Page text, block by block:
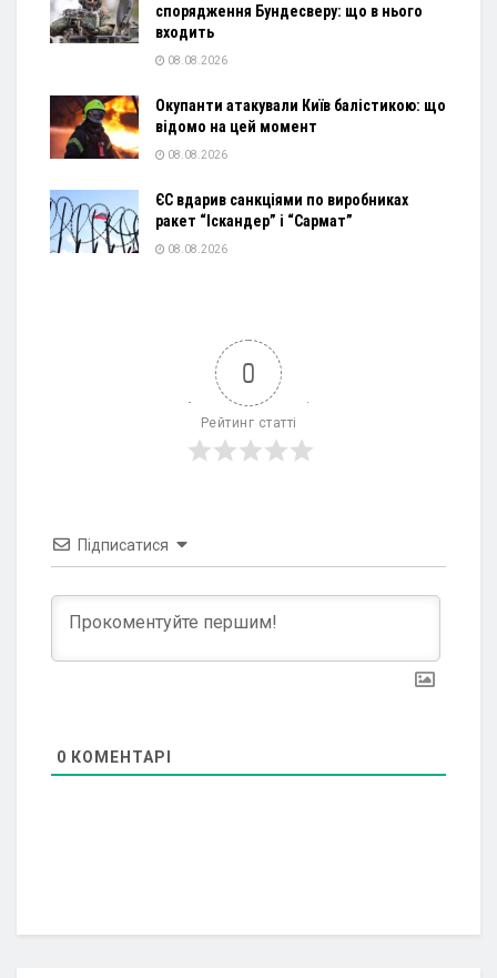
спорядження Бундесверу: що в нього
входить
08.08.2026
Окупанти атакували Київ балістикою: що
відомо на цей момент
08.08.2026
ЄС вдарив санкціями по виробниках
ракет “Іскандер” і “Сармат”
08.08.2026
0
Рейтинг статті
Підписатися
0 КОМЕНТАРІ